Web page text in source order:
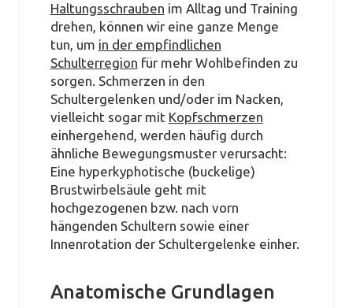
Haltungsschrauben im Alltag und Training
drehen, können wir eine ganze Menge
tun, um in der empfindlichen
Schulterregion für mehr Wohlbefinden zu
sorgen. Schmerzen in den
Schultergelenken und/oder im Nacken,
vielleicht sogar mit Kopfschmerzen
einhergehend, werden häufig durch
ähnliche Bewegungsmuster verursacht:
Eine hyperkyphotische (buckelige)
Brustwirbelsäule geht mit
hochgezogenen bzw. nach vorn
hängenden Schultern sowie einer
Innenrotation der Schultergelenke einher.
Anatomische Grundlagen